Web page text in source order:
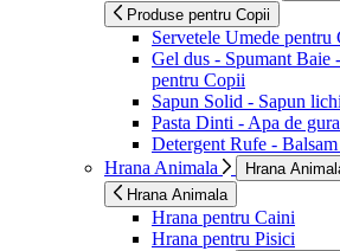
Produse pentru Copii
Servetele Umede pentru
Gel dus - Spumant Baie
pentru Copii
Sapun Solid - Sapun
Pasta Dinti - Apa de
Detergent Rufe -
Hrana Animala
Hrana
Hrana Animala
Hrana pentru Caini
Hrana pentru Pisici